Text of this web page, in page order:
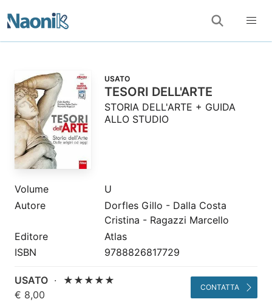
USATO
TESORI DELL'ARTE
STORIA DELL'ARTE + GUIDA
ALLO STUDIO
Volume
U
Autore
Dorfles Gillo - Dalla Costa
Cristina - Ragazzi Marcello
Editore
Atlas
ISBN
9788826817729
USATO ·
★★★★★
€ 8,00
CONTATTA